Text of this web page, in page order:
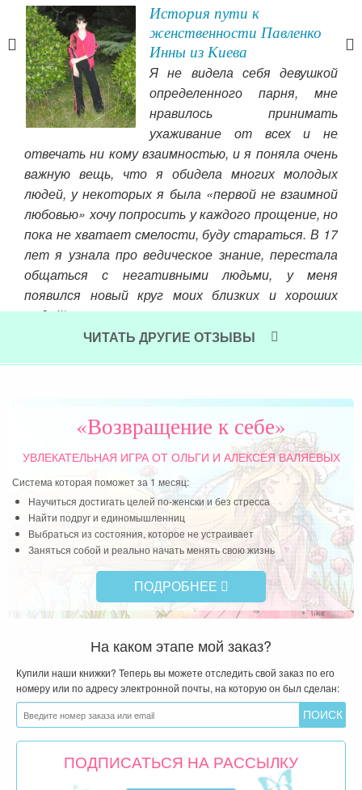
История пути к
женственности Павленко
Инны из Киева
Я не видела себя девушкой
определенного парня, мне
нравилось принимать
ухаживание от всех и не
отвечать ни кому взаимностью, и я поняла очень
важную вещь, что я обидела многих молодых
людей, у некоторых я была «первой не взаимной
любовью» хочу попросить у каждого прощение, но
пока не хватает смелости, буду стараться. В 17
лет я узнала про ведическое знание, перестала
общаться с негативными людьми, у меня
появился новый круг моих близких и хороших
людей)
Читать далее »
ЧИТАТЬ ДРУГИЕ ОТЗЫВЫ
«Возвращение к себе»
УВЛЕКАТЕЛЬНАЯ ИГРАОТ ОЛЬГИ И АЛЕКСЕЯ ВАЛЯЕВЫХ
Система которая поможет за 1 месяц:
Научиться достигать целей по-женски и без стресса
Найти подруг и единомышленниц
Выбраться из состояния, которое не устраивает
Заняться собой и реально начать менять свою жизнь
ПОДРОБНЕЕ
На каком этапе мой заказ?
Купили наши книжки? Теперь вы можете отследить свой заказ по его
номеру или по адресу электронной почты, на которую он был сделан:
ПОДПИСАТЬСЯ НА РАССЫЛКУ